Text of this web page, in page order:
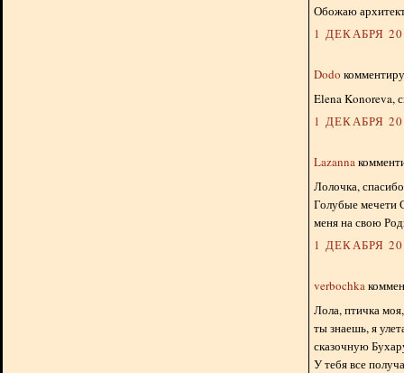
Обожаю
1 ДЕКАБРЯ
Dodo
Elena Konoreva,
1 ДЕКАБРЯ
Lazanna
Лолочка,
Голубые мечети
меня на свою
1 ДЕКАБРЯ
verbochka
Лола, птичка
ты знаешь, я
сказочную
У тебя все